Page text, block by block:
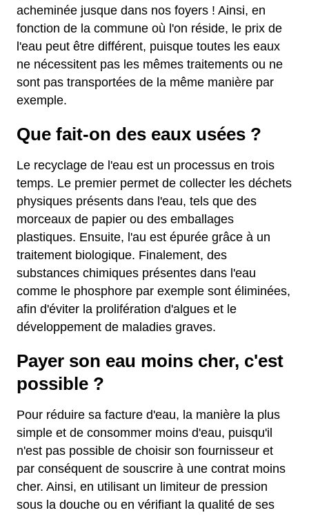
acheminée jusque dans nos foyers ! Ainsi, en
fonction de la commune où l'on réside, le prix de
l'eau peut être différent, puisque toutes les eaux
ne nécessitent pas les mêmes traitements ou ne
sont pas transportées de la même manière par
exemple.
Que fait-on des eaux usées ?
Le recyclage de l'eau est un processus en trois
temps. Le premier permet de collecter les déchets
physiques présents dans l'eau, tels que des
morceaux de papier ou des emballages
plastiques. Ensuite, l'au est épurée grâce à un
traitement biologique. Finalement, des
substances chimiques présentes dans l'eau
comme le phosphore par exemple sont éliminées,
afin d'éviter la prolifération d'algues et le
développement de maladies graves.
Payer son eau moins cher, c'est
possible ?
Pour réduire sa facture d'eau, la manière la plus
simple et de consommer moins d'eau, puisqu'il
n'est pas possible de choisir son fournisseur et
par conséquent de souscrire à une contrat moins
cher. Ainsi, en utilisant un limiteur de pression
sous la douche ou en vérifiant la qualité de ses